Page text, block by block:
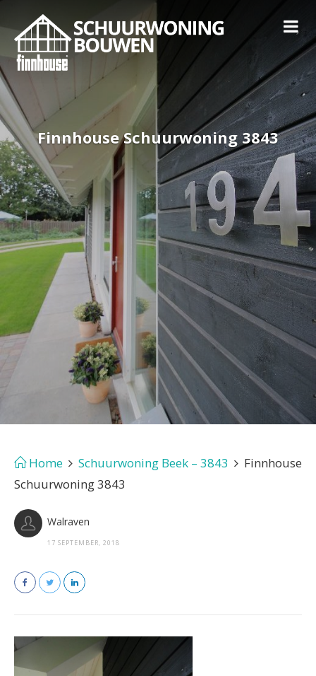
Finnhouse Schuurwoning 3843
Home Schuurwoning Beek – 3843
Finnhouse
Schuurwoning 3843
Walraven
17 SEPTEMBER, 2018